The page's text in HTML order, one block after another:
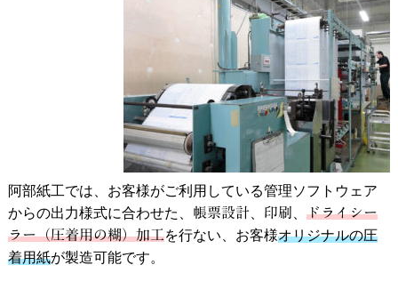
阿部紙工では、お客様がご利用している管理ソフトウェア
からの出力様式に合わせた、 帳票設計、 印刷
ドライシー
ラー（圧着用の糊）加工を行ない、お客様オリジナルの圧
着用紙が製造可能です。